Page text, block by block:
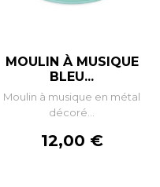
MOULIN À MUSIQUE
BLEU...
Moulin à musique en métal
décoré...
Prix
12,00 €